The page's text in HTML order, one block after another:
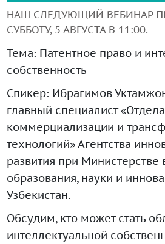
НАШ СЛЕДУЮЩИЙ ВЕБИНАР
СУББОТУ, 5 АВГУСТА В 11:00.
Тема: Патентное право и
собственность
Спикер: Ибрагимов
главный специалист
коммерциализации и
технологий» Агентства
развития при
образования, науки и
Узбекистан.
Обсудим, кто может стать
интеллектуальной